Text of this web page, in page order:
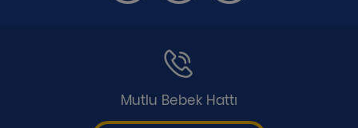
Mutlu Bebek Hattı